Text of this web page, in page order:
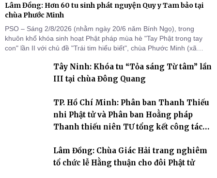
Lâm Đồng: Hơn 60 tu sinh phát nguyện Quy y Tam bảo tại
chùa Phước Minh
PSO – Sáng 2/8/2026 (nhằm ngày 20/6 năm Bính Ngọ), trong
khuôn khổ khóa sinh hoạt Phật pháp mùa hè "Tay Phật trong tay
con" lần II với chủ đề "Trái tim hiểu biết", chùa Phước Minh (xã
cho hơn 60 tu sinh.Tây Ninh: Khóa tu “Tỏa sáng Từ tâm” lần
III tại chùa Đông Quang
TP. Hồ Chí Minh: Phân ban Thanh Thiếu
nhi Phật tử và Phân ban Hoằng pháp
Thanh thiếu niên TƯ tổng kết công tác
Lâm Đồng: Chùa Giác Hải trang nghiêm
tổ chức lễ Hằng thuận cho đôi Phật tử